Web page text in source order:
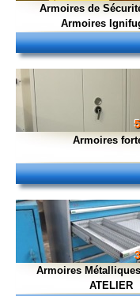
Armoires de
Armoires
Armoires
Armoires
ATELIER